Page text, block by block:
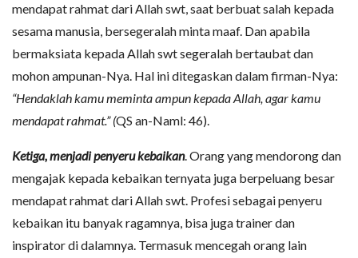
mendapat rahmat dari Allah swt, saat berbuat salah kepada
sesama manusia, bersegeralah minta maaf. Dan apabila
bermaksiata kepada Allah swt segeralah bertaubat dan
mohon ampunan-Nya. Hal ini ditegaskan dalam firman-Nya:
“Hendaklah kamu meminta ampun kepada Allah, agar kamu
mendapat rahmat.” (QS an-Naml: 46).
Ketiga, menjadi penyeru kebaikan. Orang yang mendorong dan
mengajak kepada kebaikan ternyata juga berpeluang besar
mendapat rahmat dari Allah swt. Profesi sebagai penyeru
kebaikan itu banyak ragamnya, bisa juga trainer dan
inspirator di dalamnya. Termasuk mencegah orang lain